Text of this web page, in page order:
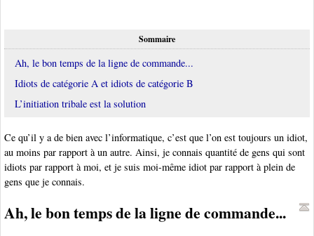
Sommaire
Ah, le bon temps de la ligne de commande...
Idiots de catégorie A et idiots de catégorie B
L’initiation tribale est la solution
Ce qu’il y a de bien avec l’informatique, c’est que l’on est toujours un idiot,
au moins par rapport à un autre. Ainsi, je connais quantité de gens qui sont
idiots par rapport à moi, et je suis moi-même idiot par rapport à plein de
gens que je connais.
Ah, le bon temps de la ligne de commande...